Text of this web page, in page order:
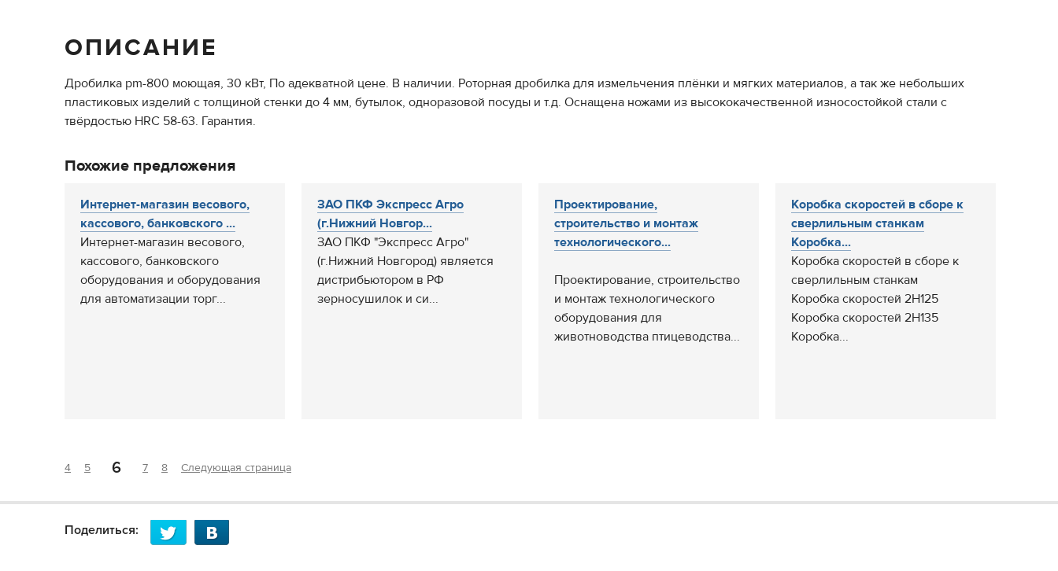
ОПИСАНИЕ
Дробилка pm-800 моющая, 30 кВт, По адекватной цене. В наличии. Роторная дробилка для измельчения плёнки и мягких материалов, а так же небольших
пластиковых изделий с толщиной стенки до 4 мм, бутылок, одноразовой посуды и т.д. Оснащена ножами из высококачественной износостойкой стали с
твёрдостью HRC 58-63. Гарантия.
Похожие предложения
Интернет-магазин весового,
кассового, банковского ...
Интернет-магазин весового,
кассового, банковского
оборудования и оборудования
для автоматизации торг...
ЗАО ПКФ Экспресс Агро
(г.Нижний Новгор...
ЗАО ПКФ "Экспресс Агро"
(г.Нижний Новгород) является
дистрибьютором в РФ
зерносушилок и си...
Проектирование,
строительство и монтаж
технологического...
Проектирование, строительство
и монтаж технологического
оборудования для
животноводства птицеводства...
Коробка скоростей в сборе к
сверлильным станкам
Коробка...
Коробка скоростей в сборе к
сверлильным станкам
Коробка скоростей 2Н125
Коробка скоростей 2Н135
Коробка...
4 5 6 7 8 Следующая страница
Поделиться: